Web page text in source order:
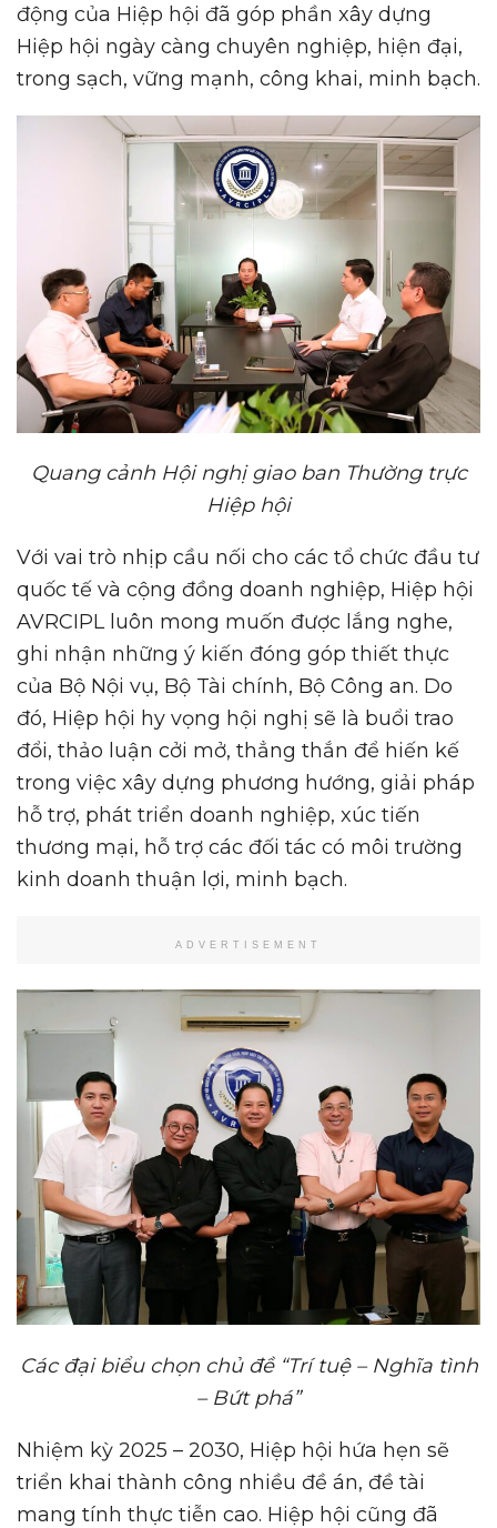
động của Hiệp hội đã góp phần xây dựng
Hiệp hội ngày càng chuyên nghiệp, hiện đại,
trong sạch, vững mạnh, công khai, minh bạch.
Quang cảnh Hội nghị giao ban Thường trực
Hiệp hội
Với vai trò nhịp cầu nối cho các tổ chức đầu tư
quốc tế và cộng đồng doanh nghiệp, Hiệp hội
AVRCIPL luôn mong muốn được lắng nghe,
ghi nhận những ý kiến đóng góp thiết thực
của Bộ Nội vụ, Bộ Tài chính, Bộ Công an. Do
đó, Hiệp hội hy vọng hội nghị sẽ là buổi trao
đổi, thảo luận cởi mở, thẳng thắn để hiến kế
trong việc xây dựng phương hướng, giải pháp
hỗ trợ, phát triển doanh nghiệp, xúc tiến
thương mại, hỗ trợ các đối tác có môi trường
kinh doanh thuận lợi, minh bạch.
ADVERTISEMENT
Các đại biểu chọn chủ đề “Trí tuệ – Nghĩa tình
– Bứt phá”
Nhiệm kỳ 2025 – 2030, Hiệp hội hứa hẹn sẽ
triển khai thành công nhiều đề án, đề tài
mang tính thực tiễn cao. Hiệp hội cũng đã